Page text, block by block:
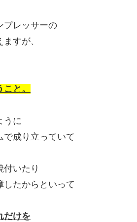
プレッサーの
すが、
と。
うに
で成り立っていて
付いたり
したからといって
だけを